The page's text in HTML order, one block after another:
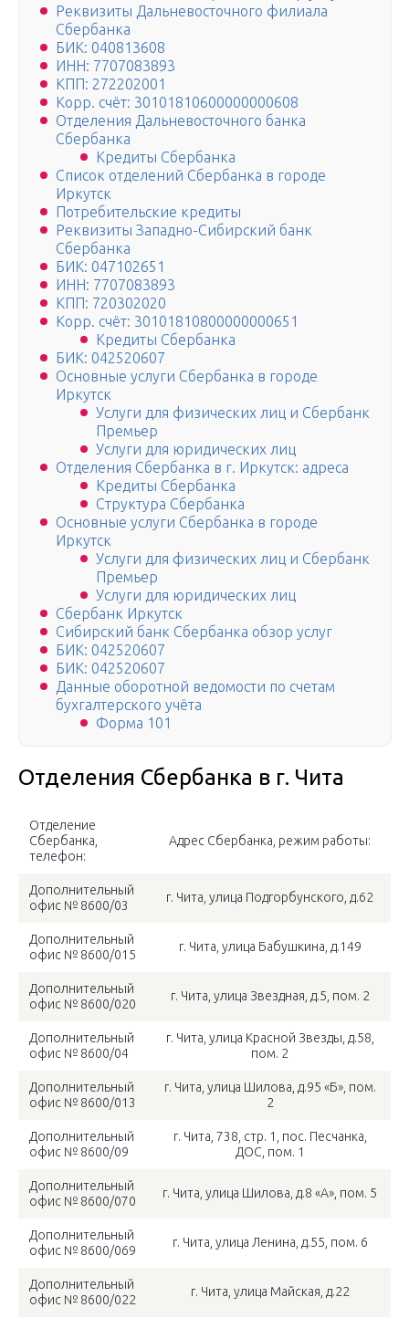
Реквизиты Дальневосточного филиала
Сбербанка
БИК: 040813608
ИНН: 7707083893
КПП: 272202001
Корр. счёт: 30101810600000000608
Отделения Дальневосточного банка
Сбербанка
Кредиты Сбербанка
Список отделений Сбербанка в городе
Иркутск
Потребительские кредиты
Реквизиты Западно-Сибирский банк
Сбербанка
БИК: 047102651
ИНН: 7707083893
КПП: 720302020
Корр. счёт: 30101810800000000651
Кредиты Сбербанка
БИК: 042520607
Основные услуги Сбербанка в городе
Иркутск
Услуги для физических лиц и Сбербанк
Премьер
Услуги для юридических лиц
Отделения Сбербанка в г. Иркутск: адреса
Кредиты Сбербанка
Структура Сбербанка
Основные услуги Сбербанка в городе
Иркутск
Услуги для физических лиц и Сбербанк
Премьер
Услуги для юридических лиц
Сбербанк Иркутск
Сибирский банк Сбербанка обзор услуг
БИК: 042520607
БИК: 042520607
Данные оборотной ведомости по счетам
бухгалтерского учёта
Форма 101
Отделения Сбербанка в г. Чита
Отделение
Сбербанка,
телефон:
Адрес Сбербанка, режим работы:
Дополнительный
офис № 8600/03
г. Чита, улица Подгорбунского, д.62
Дополнительный
офис № 8600/015
г. Чита, улица Бабушкина, д.149
Дополнительный
офис № 8600/020
г. Чита, улица Звездная, д.5, пом. 2
Дополнительный
офис № 8600/04
г. Чита, улица Красной Звезды, д.58,
пом. 2
Дополнительный
офис № 8600/013
г. Чита, улица Шилова, д.95 «Б», пом.
2
Дополнительный
офис № 8600/09
г. Чита, 738, стр. 1, пос. Песчанка,
ДОС, пом. 1
Дополнительный
офис № 8600/070
г. Чита, улица Шилова, д.8 «А», пом. 5
Дополнительный
офис № 8600/069
г. Чита, улица Ленина, д.55, пом. 6
Дополнительный
офис № 8600/022
г. Чита, улица Майская, д.22